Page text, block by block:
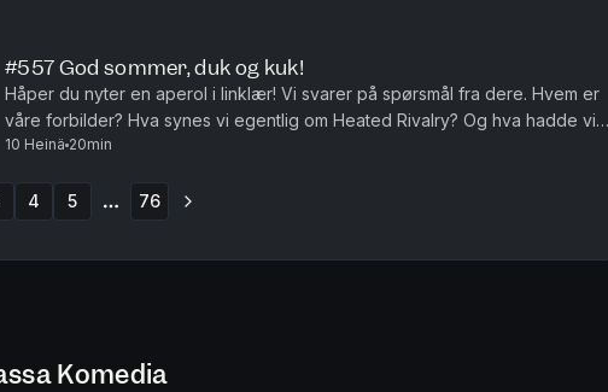
#557 God sommer, duk og kuk!
Håper du nyter en aperol i linklær! Vi svarer på spørsmål fra dere. Hvem er
våre forbilder? Hva synes vi egentlig om Heated Rivalry? Og hva hadde vi
gjort hvis vi byttet liv for en dag? Produsert av I...
10 Heinä 20min
4 5 76
Komedia